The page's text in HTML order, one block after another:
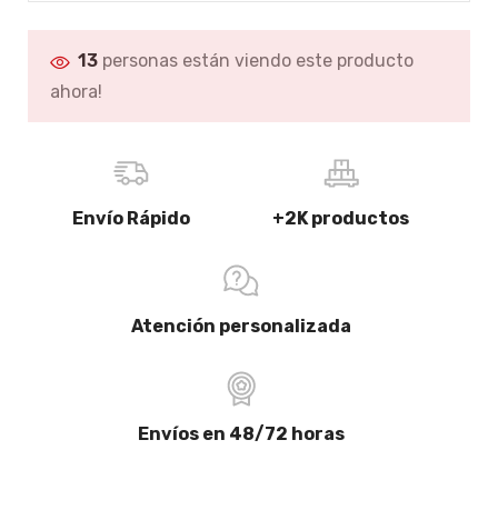
13 personas están viendo este producto
ahora!
Envío Rápido +2K productos
Atención personalizada
Envíos en 48/72 horas